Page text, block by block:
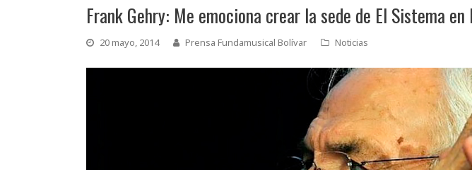
Frank Gehry: Me emociona crear la sede de El Sistema
20 mayo, 2014 Prensa Fundamusical Bolívar Noticias